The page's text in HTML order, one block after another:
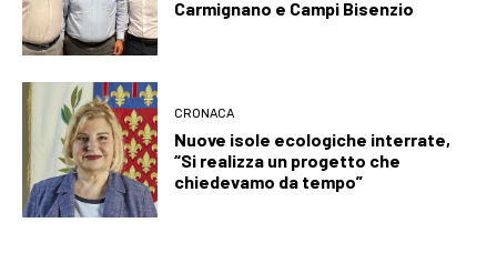
Carmignano e Campi Bisenzio
CRONACA
Nuove isole ecologiche interrate,
“Si realizza un progetto che
chiedevamo da tempo”